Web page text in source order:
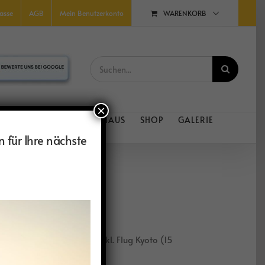
AGB Mein Benutzerkonto WARENKORB
nach:
FERIENHAUS SHOP
GALERIE
Teilnehmer ab 7599€ inkl. Flug Kyoto (15
für Ihre nächste
×